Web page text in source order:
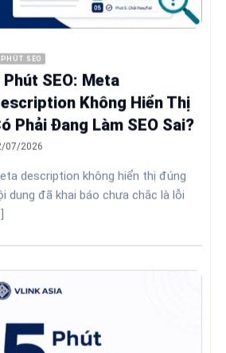
PHÚT SEO
Phút SEO: Meta
Không Hiển Thị
Phải Đang Làm SEO Sai?
07/2026
description không hiển thị đúng
dung đã khai báo chưa chắc là lỗi